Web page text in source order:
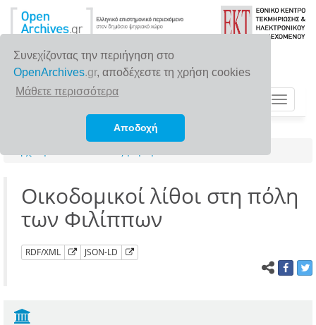
Συνεχίζοντας την περιήγηση στο
OpenArchives.gr, αποδέχεστε τη χρήση cookies
Μάθετε περισσότερα
Αποδοχή
Toggle
Οικοδομικοί λίθοι στη πόλη
των Φιλίππων
RDF/XML JSON-LD